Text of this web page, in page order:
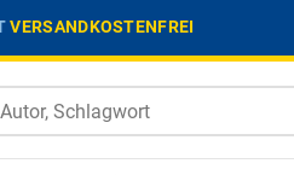
VERSANDKOSTENFREI